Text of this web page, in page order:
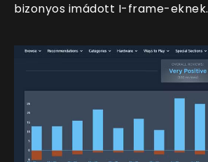
bizonyos imádott I-frame-eknek.